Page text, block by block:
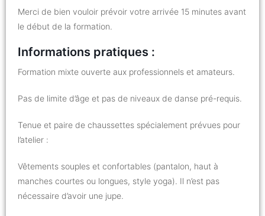
Merci de bien vouloir prévoir votre arrivée 15 minutes avant
le début de la formation.
Informations pratiques :
Formation mixte ouverte aux professionnels et amateurs.
Pas de limite d’âge et pas de niveaux de danse pré-requis.
Tenue et paire de chaussettes spécialement prévues pour
l’atelier :
Vêtements souples et confortables (pantalon, haut à
manches courtes ou longues, style yoga). Il n’est pas
nécessaire d’avoir une jupe.